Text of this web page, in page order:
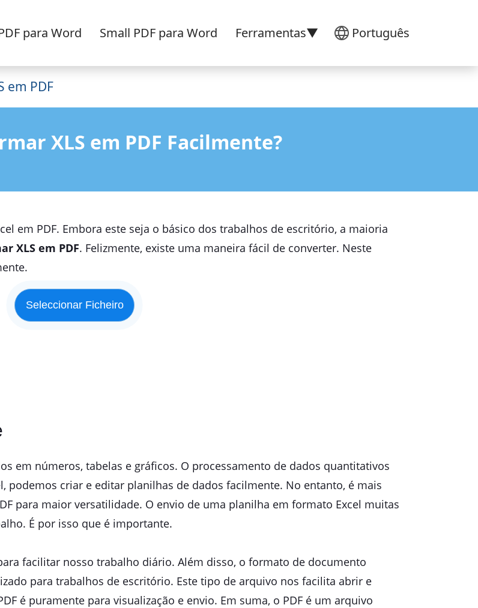
Português
para Word Small PDF para Word Ferramentas▼
em PDF
XLS em PDF Facilmente?
em PDF. Embora este seja o básico dos trabalhos de escritório, a maioria
XLS em PDF. Felizmente, existe uma maneira fácil de converter. Neste
em números, tabelas e gráficos. O processamento de dados quantitativos
podemos criar e editar planilhas de dados facilmente. No entanto, é mais
para maior versatilidade. O envio de uma planilha em formato Excel muitas
É por isso que é importante.
facilitar nosso trabalho diário. Além disso, o formato de documento
para trabalhos de escritório. Este tipo de arquivo nos facilita abrir e
é puramente para visualização e envio. Em suma, o PDF é um arquivo